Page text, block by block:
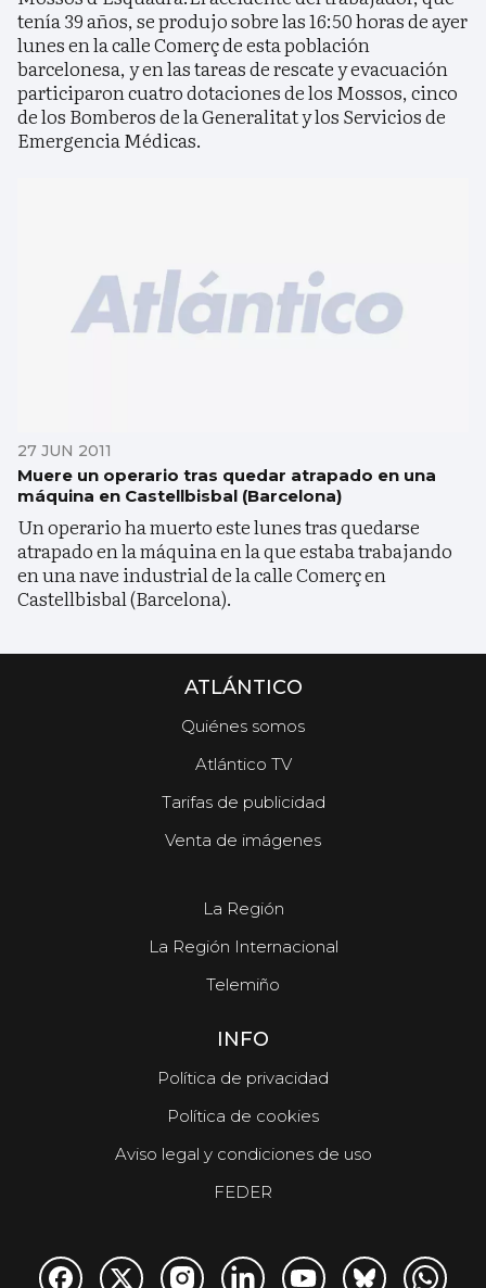
tenía 39 años, se produjo sobre las 16:50 horas de ayer
lunes en la calle Comerç de esta población
barcelonesa, y en las tareas de rescate y evacuación
participaron cuatro dotaciones de los Mossos, cinco
de los Bomberos de la Generalitat y los Servicios de
Emergencia Médicas.
27 JUN 2011
Muere un operario tras quedar atrapado en una
máquina en Castellbisbal (Barcelona)
Un operario ha muerto este lunes tras quedarse
atrapado en la máquina en la que estaba trabajando
en una nave industrial de la calle Comerç en
Castellbisbal (Barcelona).
ATLÁNTICO
Quiénes somos
Atlántico TV
Tarifas de publicidad
Venta de imágenes
La Región
La Región Internacional
Telemiño
INFO
Política de privacidad
Política de cookies
Aviso legal y condiciones de uso
FEDER